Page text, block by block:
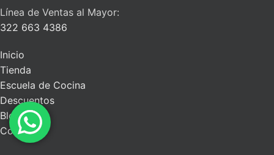
Línea de Ventas al Mayor:
322 663 4386
Inicio
Tienda
Escuela de Cocina
Descuentos
Blog
Contacto